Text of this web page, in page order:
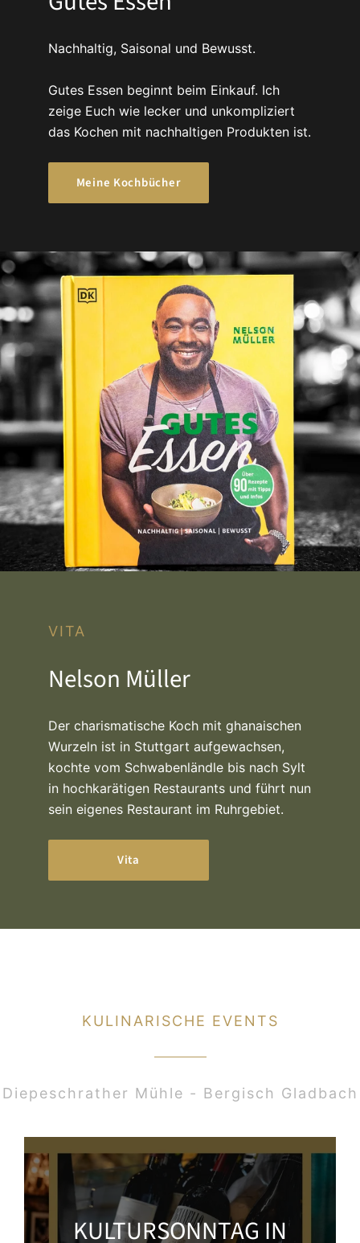
Nachhaltig, Saisonal und Bewusst.
Gutes Essen beginnt beim Einkauf. Ich
zeige Euch wie lecker und unkompliziert
das Kochen mit nachhaltigen Produkten ist.
Meine Kochbücher
VITA
Nelson Müller
Der charismatische Koch mit ghanaischen
Wurzeln ist in Stuttgart aufgewachsen,
kochte vom Schwabenländle bis nach Sylt
in hochkarätigen Restaurants und führt nun
sein eigenes Restaurant im Ruhrgebiet.
Vita
KULINARISCHE EVENTS
Diepeschrather Mühle - Bergisch Gladbach
KULTURSONNTAG IN